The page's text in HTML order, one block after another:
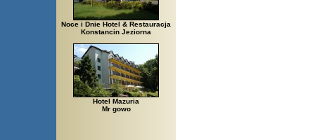
Noce i Dnie Hotel & Restauracja
Konstancin Jeziorna
Hotel Mazuria
Mr gowo